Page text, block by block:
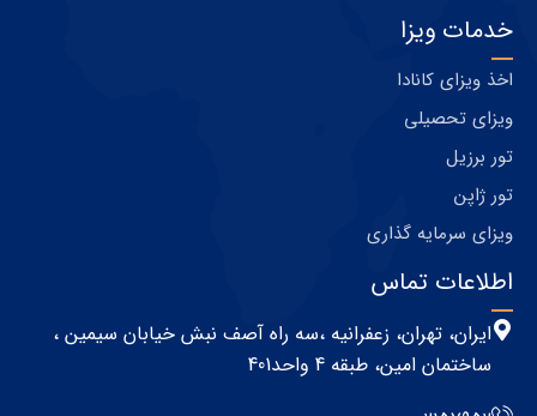
خدمات ویزا
اخذ ویزای کانادا
ویزای تحصیلی
تور برزیل
تور ژاپن
ویزای سرمایه گذاری
اطلاعات تماس
ایران، تهران، زعفرانیه ،سه راه آصف نبش خیابان سیمین ،
ساختمان امین، طبقه 4 واحد401